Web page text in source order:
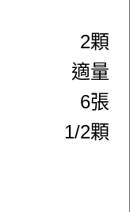
2顆
適量
6張
1/2顆